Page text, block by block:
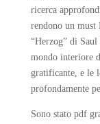
ricerca
rendono un must
“Herzog” di
mondo interiore
gratificante, e le
profondamente
Sono stato pdf